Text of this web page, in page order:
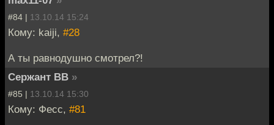
#84 | 13.10.14 15:24
Кому: kaiji, #28
А ты равнодушно смотрел?!
Сержант ВВ »
#85 | 13.10.14 15:30
Кому: Фесс, #81